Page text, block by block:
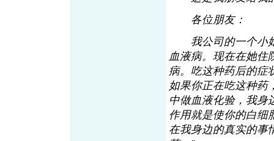
各位朋友：
我公司的一个小姑
血液病。现在在她住
病。吃这种药后的症
如果你正在吃这种药
中做血液化验，我身
作用就是使你的白细
在我身边的真实的事